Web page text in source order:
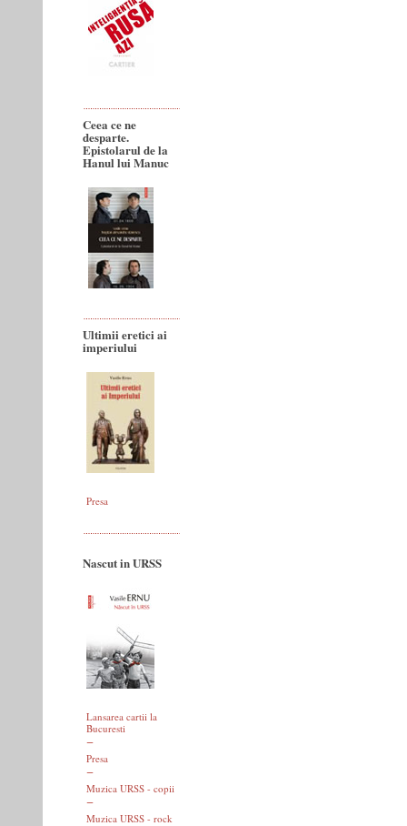
Ceea ce ne
desparte.
Epistolarul de la
Hanul lui Manuc
Ultimii eretici ai
imperiului
Presa
Nascut in URSS
Lansarea cartii la
Bucuresti
Presa
Muzica URSS - copii
Muzica URSS - rock